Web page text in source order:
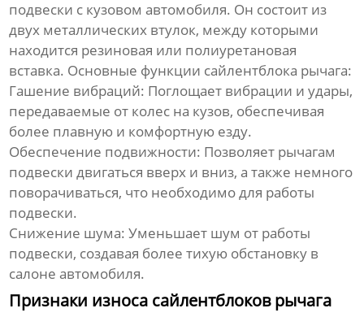
подвески с кузовом автомобиля. Он состоит из
двух металлических втулок, между которыми
находится резиновая или полиуретановая
вставка. Основные функции сайлентблока рычага:
Гашение вибраций: Поглощает вибрации и удары,
передаваемые от колес на кузов, обеспечивая
более плавную и комфортную езду.
Обеспечение подвижности: Позволяет рычагам
подвески двигаться вверх и вниз, а также немного
поворачиваться, что необходимо для работы
подвески.
Снижение шума: Уменьшает шум от работы
подвески, создавая более тихую обстановку в
салоне автомобиля.
Признаки износа сайлентблоков рычага